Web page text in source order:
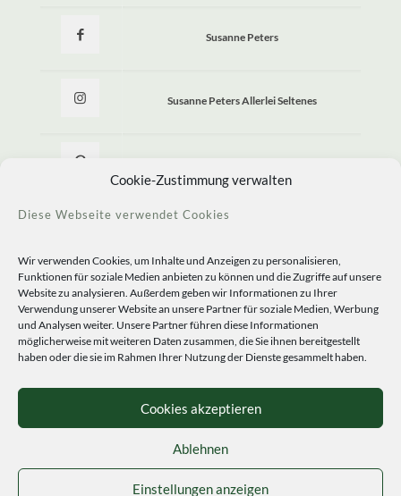
Cookie-Zustimmung verwalten
Diese Webseite verwendet Cookies
Wir verwenden Cookies, um Inhalte und Anzeigen zu personalisieren,
Funktionen für soziale Medien anbieten zu können und die Zugriffe auf unsere
Website zu analysieren. Außerdem geben wir Informationen zu Ihrer
Verwendung unserer Website an unsere Partner für soziale Medien, Werbung
und Analysen weiter. Unsere Partner führen diese Informationen
möglicherweise mit weiteren Daten zusammen, die Sie ihnen bereitgestellt
haben oder die sie im Rahmen Ihrer Nutzung der Dienste gesammelt haben.
Cookies akzeptieren
Ablehnen
Einstellungen anzeigen
Susanne Peters
Susanne Peters Allerlei Seltenes
© 2020 Staudengärtnerei Peters. All Rights Reserved.